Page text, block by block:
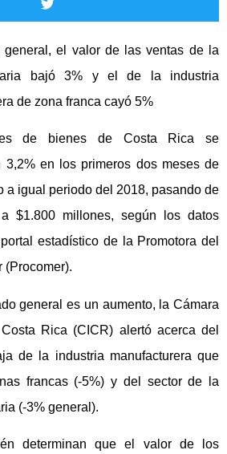
general, el valor de las ventas de la
bajó 3% y el de la industria
de zona franca cayó 5%
de bienes de Costa Rica se
3,2% en los primeros dos meses de
a igual periodo del 2018, pasando de
$1.800 millones, según los datos
estadístico de la Promotora del
(Procomer).
general es un aumento, la Cámara
Rica (CICR) alertó acerca del
de la industria manufacturera que
francas (-5%) y del sector de la
(-3% general).
determinan que el valor de los